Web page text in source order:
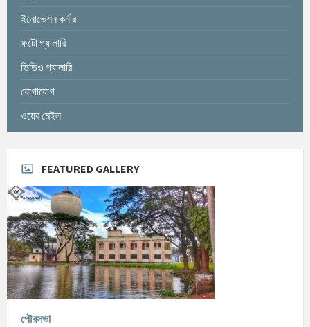
ইনোভেশন কর্নার
ফটো গ্যালারি
ভিডিও গ্যালারি
যোগাযোগ
ওয়েব মেইল
FEATURED GALLERY
পৌরসভা